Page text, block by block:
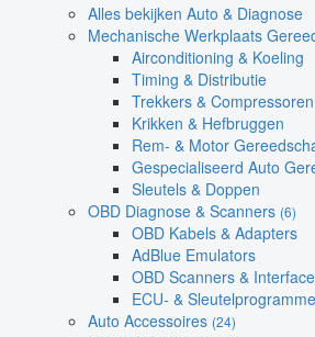
Alles bekijken Auto & Diagnose
Mechanische Werkplaats
Airconditioning & Koeling
Timing & Distributie
Trekkers & Compressoren
Krikken & Hefbruggen
Rem- & Motor
Gespecialiseerd Auto
Sleutels & Doppen
OBD Diagnose & Scanners (6)
OBD Kabels & Adapters
AdBlue Emulators
OBD Scanners &
ECU- &
Auto Accessoires (24)